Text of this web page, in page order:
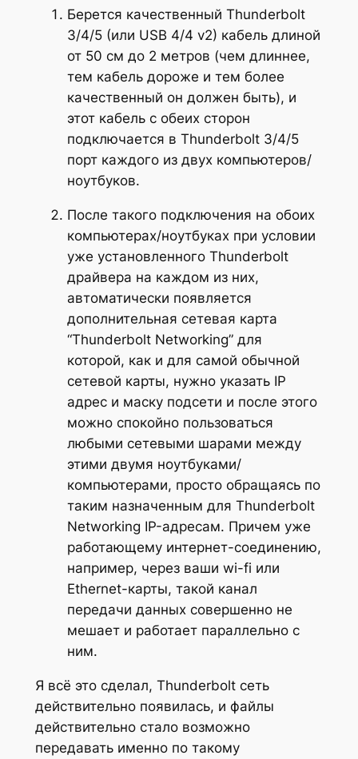
Берется качественный Thunderbolt
3/4/5 (или USB 4/4 v2) кабель длиной
от 50 см до 2 метров (чем длиннее,
тем кабель дороже и тем более
качественный он должен быть), и
этот кабель с обеих сторон
подключается в Thunderbolt 3/4/5
порт каждого из двух компьютеров/
ноутбуков.
После такого подключения на обоих
компьютерах/ноутбуках при условии
уже установленного Thunderbolt
драйвера на каждом из них,
автоматически появляется
дополнительная сетевая карта
“Thunderbolt Networking” для
которой, как и для самой обычной
сетевой карты, нужно указать IP
адрес и маску подсети и после этого
можно спокойно пользоваться
любыми сетевыми шарами между
этими двумя ноутбуками/
компьютерами, просто обращаясь по
таким назначенным для Thunderbolt
Networking IP-адресам. Причем уже
работающему интернет-соединению,
например, через ваши wi-fi или
Ethernet-карты, такой канал
передачи данных совершенно не
мешает и работает параллельно с
ним.
Я всё это сделал, Thunderbolt сеть
действительно появилась, и файлы
действительно стало возможно
передавать именно по такому